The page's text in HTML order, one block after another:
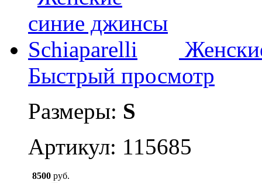
Быстрый просмотр
Размеры: S
Артикул: 115685
8500 руб.